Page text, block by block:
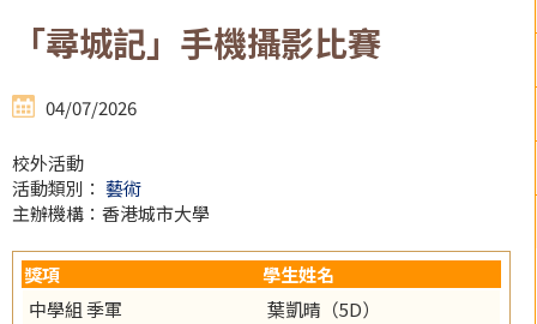
「尋城記」手機攝影比賽
04/07/2026
校外活動
活動類別： 藝術
主辦機構：香港城市大學
獎項
學生姓名
中學組 季軍
葉凱晴（5D）